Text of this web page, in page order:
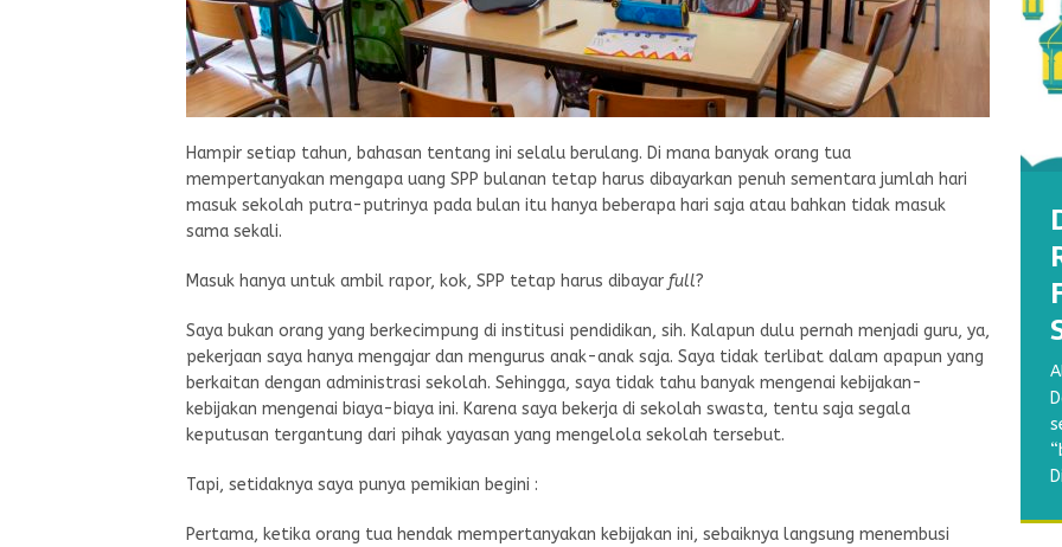
Hampir setiap tahun, bahasan tentang ini selalu berulang. Di mana banyak orang tua
mempertanyakan mengapa uang SPP bulanan tetap harus dibayarkan penuh sementara jumlah hari
masuk sekolah putra-putrinya pada bulan itu hanya beberapa hari saja atau bahkan tidak masuk
sama sekali.
Masuk hanya untuk ambil rapor, kok, SPP tetap harus dibayar full?
Saya bukan orang yang berkecimpung di institusi pendidikan, sih. Kalapun dulu pernah menjadi guru, ya,
pekerjaan saya hanya mengajar dan mengurus anak-anak saja. Saya tidak terlibat dalam apapun yang
berkaitan dengan administrasi sekolah. Sehingga, saya tidak tahu banyak mengenai kebijakan-
kebijakan mengenai biaya-biaya ini. Karena saya bekerja di sekolah swasta, tentu saja segala
keputusan tergantung dari pihak yayasan yang mengelola sekolah tersebut.
Tapi, setidaknya saya punya pemikian begini :
Pertama, ketika orang tua hendak mempertanyakan kebijakan ini, sebaiknya langsung menembusi